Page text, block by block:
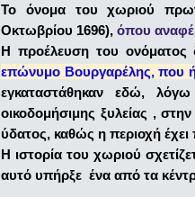
Το όνομα του χωριού
Οκτωβρίου 1696), όπου
Η προέλευση του ονόματος
επώνυμο Βουργαρέλης, που
εγκαταστάθηκαν εδώ,
οικοδομήσιμης ξυλείας ,
ύδατος, καθώς η περιοχή
Η ιστορία του χωριού
αυτό υπήρξε ένα από τα